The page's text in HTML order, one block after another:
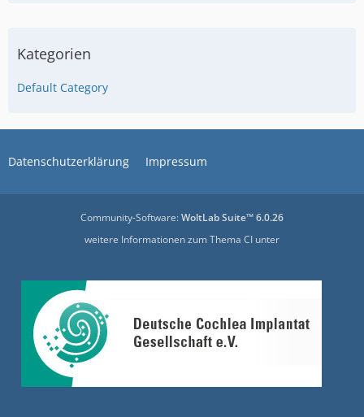
Kategorien
Default Category
Datenschutzerklärung Impressum
Community-Software:WoltLab Suite™ 6.0.26
weitere Informationen zum Thema CI unter